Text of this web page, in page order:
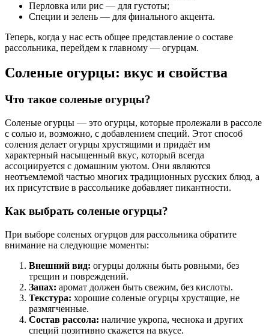
Перловка или рис — для густоты;
Специи и зелень — для финального акцента.
Теперь, когда у нас есть общее представление о составе
рассольника, перейдем к главному — огурцам.
Соленые огурцы: вкус и свойства
Что такое соленые огурцы?
Соленые огурцы — это огурцы, которые пролежали в рассоле
с солью и, возможно, с добавлением специй. Этот способ
соления делает огурцы хрустящими и придаёт им
характерный насыщенный вкус, который всегда
ассоциируется с домашним уютом. Они являются
неотъемлемой частью многих традиционных русских блюд, а
их присутствие в рассольнике добавляет пикантности.
Как выбрать соленые огурцы?
При выборе соленых огурцов для рассольника обратите
внимание на следующие моменты:
Внешний вид: огурцы должны быть ровными, без
трещин и повреждений.
Запах: аромат должен быть свежим, без кислоты.
Текстура: хорошие соленые огурцы хрустящие, не
размягченные.
Состав рассола: наличие укропа, чеснока и других
специй позитивно скажется на вкусе.